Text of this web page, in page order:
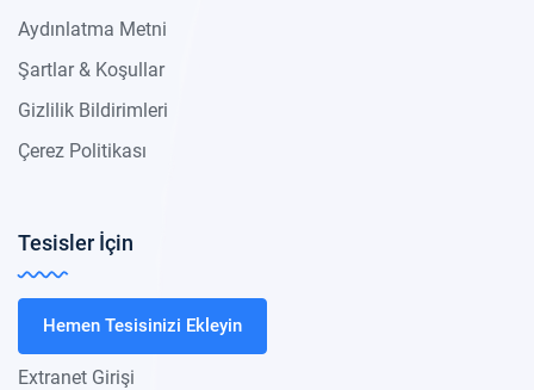
Aydınlatma Metni
Şartlar & Koşullar
Gizlilik Bildirimleri
Çerez Politikası
Tesisler İçin
Hemen Tesisinizi Ekleyin
Extranet Girişi